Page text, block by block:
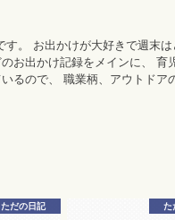
。 お出かけが大好きで週末は
お出かけ記録をメインに、 育
るので、 職業柄、アウトドア
ただの日記 た